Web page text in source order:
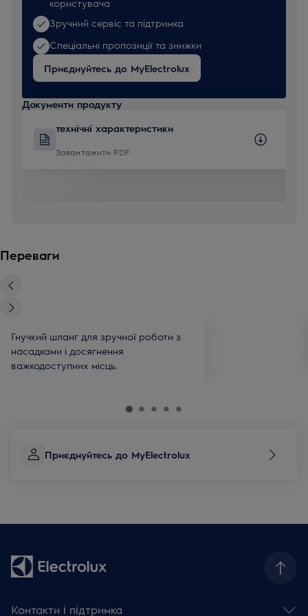
користувача
Зручний сервіс та підтримка
Спеціальні пропозиції та знижки
Приєднуйтесь до MyElectrolux
Документи продукту
технічні характеристики
Завантажити PDF
Переваги
Гнучкий шланг для зручної роботи з
насадками і досягнення
важкодоступних місць.
Приєднуйтесь до MyElectrolux
Контакти і підтримка